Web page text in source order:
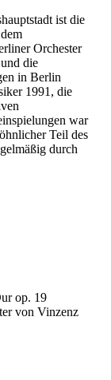
ist die
Orchester
die
in Berlin
1991, die
war
Teil des
durch
op. 19
von Vinzenz